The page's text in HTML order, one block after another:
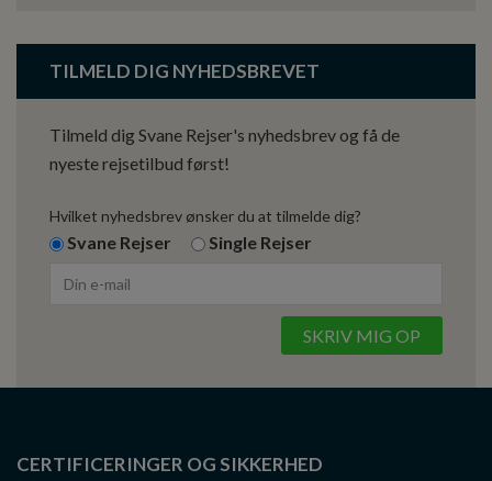
TILMELD DIG NYHEDSBREVET
Tilmeld dig Svane Rejser's nyhedsbrev og få de
nyeste rejsetilbud først!
Hvilket nyhedsbrev ønsker du at tilmelde dig?
Svane Rejser Single Rejser
CERTIFICERINGER OG SIKKERHED